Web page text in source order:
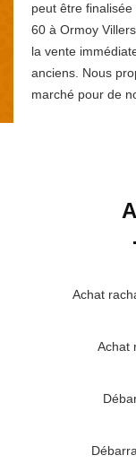
peut être
60 à Ormoy
la vente
anciens. Nous
marché pour de
Achat
Achat